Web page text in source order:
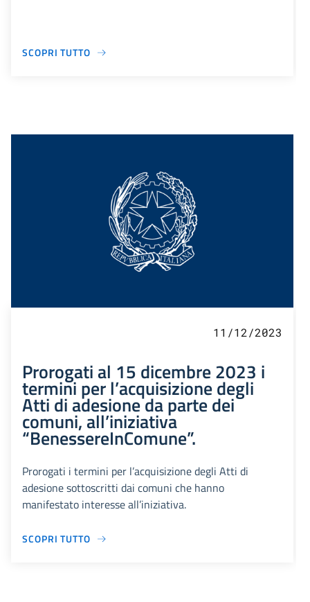
SCOPRI TUTTO
11/12/2023
Prorogati al 15 dicembre 2023 i
termini per l’acquisizione degli
Atti di adesione da parte dei
comuni, all’iniziativa
“BenessereInComune”.
Prorogati i termini per l’acquisizione degli Atti di
adesione sottoscritti dai comuni che hanno
manifestato interesse all’iniziativa.
SCOPRI TUTTO